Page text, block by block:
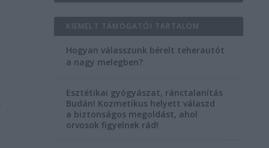
KIEMELT TÁMOGATÓI TARTALOM
Hogyan válasszunk bérelt teherautót
a nagy melegben?
Esztétikai gyógyászat, ránctalanítás
Budán! Kozmetikus helyett válaszd
a biztonságos megoldást, ahol
orvosok figyelnek rád!